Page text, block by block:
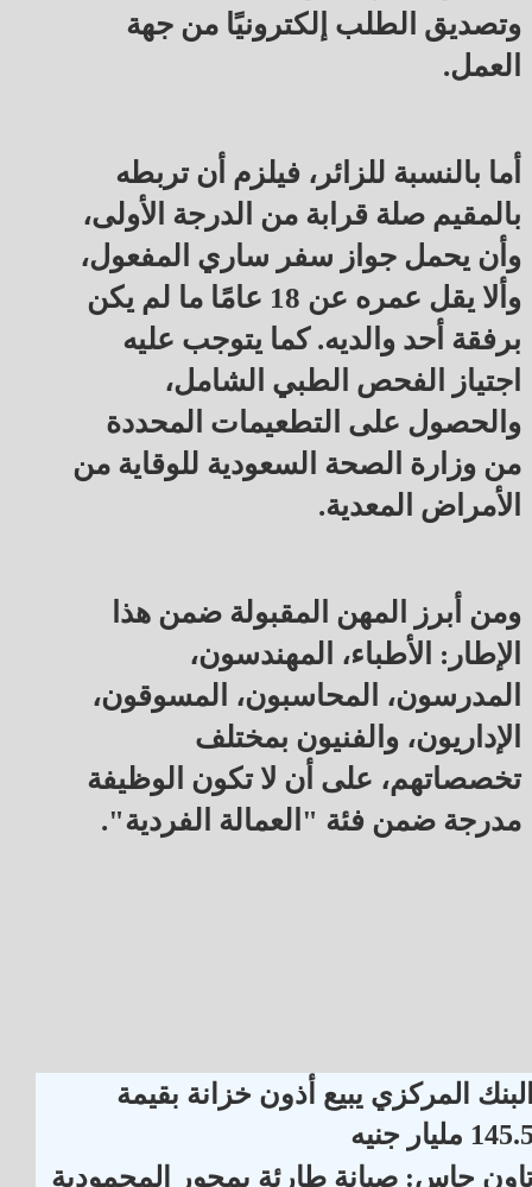
وتصديق الطلب إلكترونيًا من جهة
العمل.
أما بالنسبة للزائر، فيلزم أن تربطه
بالمقيم صلة قرابة من الدرجة الأولى،
وأن يحمل جواز سفر ساري المفعول،
وألا يقل عمره عن 18 عامًا ما لم يكن
برفقة أحد والديه. كما يتوجب عليه
اجتياز الفحص الطبي الشامل،
والحصول على التطعيمات المحددة
من وزارة الصحة السعودية للوقاية من
الأمراض المعدية.
ومن أبرز المهن المقبولة ضمن هذا
الإطار: الأطباء، المهندسون،
المدرسون، المحاسبون، المسوقون،
الإداريون، والفنيون بمختلف
تخصصاتهم، على أن لا تكون الوظيفة
مدرجة ضمن فئة "العمالة الفردية".
المركزي يبيع أذون خزانة بقيمة
مليار جنيه
جاس: صيانة طارئة بمحور المحمودية